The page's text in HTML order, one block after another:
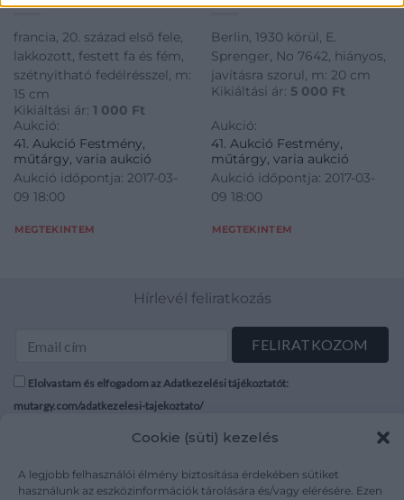
Cookie (süti) kezelés
A legjobb felhasználói élmény biztosítása érdekében sütiket
használunk az eszközinformációk tárolására és/vagy elérésére. Ezen
francia, 20. század első fele,
lakkozott, festett fa és fém,
szétnyitható fedélrésszel, m:
15 cm
Kikiáltási ár: 1 000 Ft
Aukció:
41. Aukció Festmény,
műtárgy, varia aukció
Aukció időpontja: 2017-03-
09 18:00
MEGTEKINTEM
Berlin, 1930 körül, E.
Sprenger, No 7642, hiányos,
javításra szorul, m: 20 cm
Kikiáltási ár: 5 000 Ft
Aukció:
41. Aukció Festmény,
műtárgy, varia aukció
Aukció időpontja: 2017-03-
09 18:00
MEGTEKINTEM
Hírlevél feliratkozás
Elolvastam és elfogadom az Adatkezelési tájékoztatót:
mutargy.com/adatkezelesi-tajekoztato/
Médiaajánlat
ÁSZF